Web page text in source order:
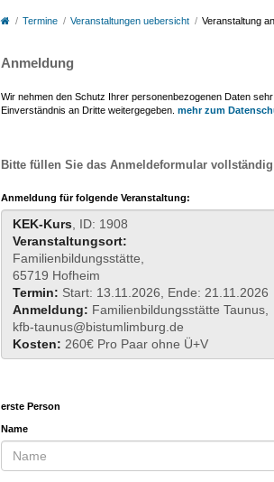
Termine Veranstaltungen uebersicht Veranstaltung
Anmeldung
Wir nehmen den Schutz Ihrer personenbezogenen Daten
Einverständnis an Dritte weitergegeben. mehr zum
Bitte füllen Sie das Anmeldeformular
Anmeldung für folgende Veranstaltung:
KEK-Kurs , ID: 1908
Veranstaltungsort:
Familienbildungsstätte,
65719 Hofheim
Termin: Start: 13.11.2026, Ende: 21.11.2026
Anmeldung: Familienbildungsstätte Taunus,
kfb-taunus@bistumlimburg.de
Kosten: 260€ Pro Paar ohne Ü+V
erste Person
Name